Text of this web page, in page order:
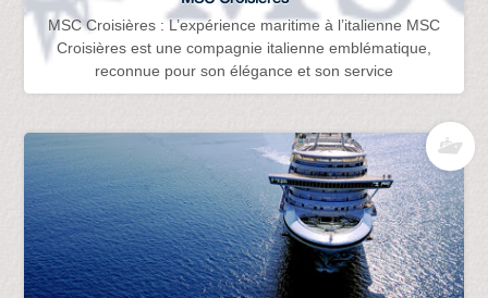
MSC Croisières : L’expérience maritime à l’italienne MSC
Croisières est une compagnie italienne emblématique,
reconnue pour son élégance et son service